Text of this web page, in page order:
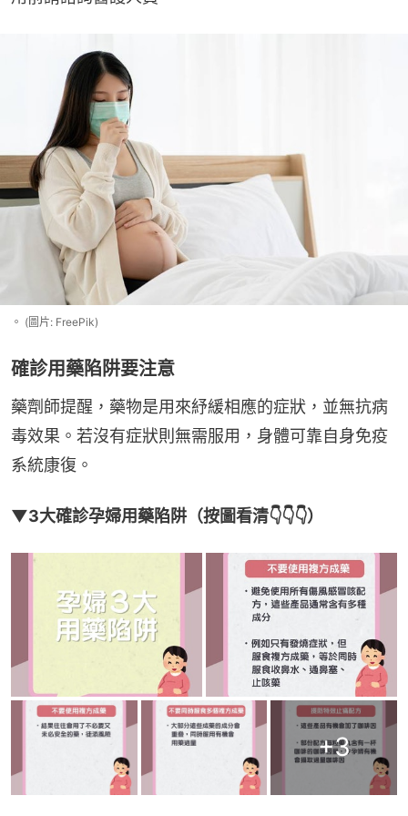
。 (圖片: FreePik)
確診用藥陷阱要注意
藥劑師提醒，藥物是用來紓緩相應的症狀，並無抗病
毒效果。若沒有症狀則無需服用，身體可靠自身免疫
系統康復。
▼3大確診孕婦用藥陷阱（按圖看清👇👇👇）
+3